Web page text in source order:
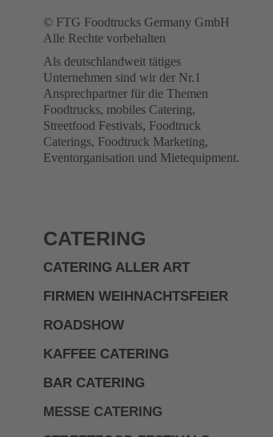
© FTG Foodtrucks Germany GmbH
Alle Rechte vorbehalten
Als deutschlandweit tätiges
Unternehmen sind wir der Nr.1
Ansprechpartner für die Themen
Foodtrucks, mobiles Catering,
Streetfood Festivals, Foodtruck
Caterings, Foodtruck Marketing,
Eventorganisation und Mietequipment.
CATERING
CATERING ALLER ART
FIRMEN WEIHNACHTSFEIER
ROADSHOW
KAFFEE CATERING
BAR CATERING
MESSE CATERING